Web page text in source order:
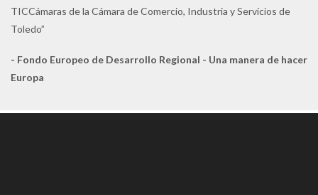
TICCámaras de la Cámara de Comercio, Industria y Servicios de
Toledo”
- Fondo Europeo de Desarrollo Regional - Una manera de hacer
Europa